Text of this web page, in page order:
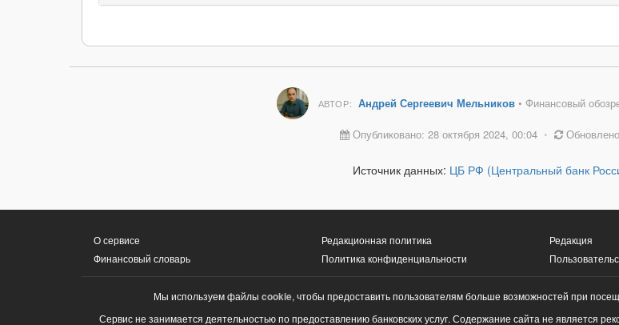
АВТОР: Андрей Сергеевич Мельников• Финансовый
Опубликовано: 28 октября 2024, 00:04 •
Источник данных: ЦБ РФ (Центральный банк
О сервисе
Финансовый словарь
Редакционная политика
Политика конфиденциальности
Редакция
Мы используем файлы cookie, чтобы предоставить пользователям больше возможностей при
Сервис не занимается деятельностью по предоставлению банковских услуг. Содержание сайта не является